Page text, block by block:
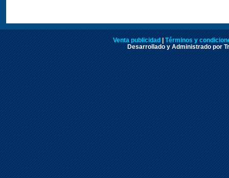
Venta publicidad
Términos y
Desarrollado y Administrado por